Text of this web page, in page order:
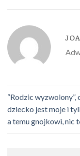
“Rodzic wyzwolony”,
dziecko jest moje i
a temu gnojkowi, nic